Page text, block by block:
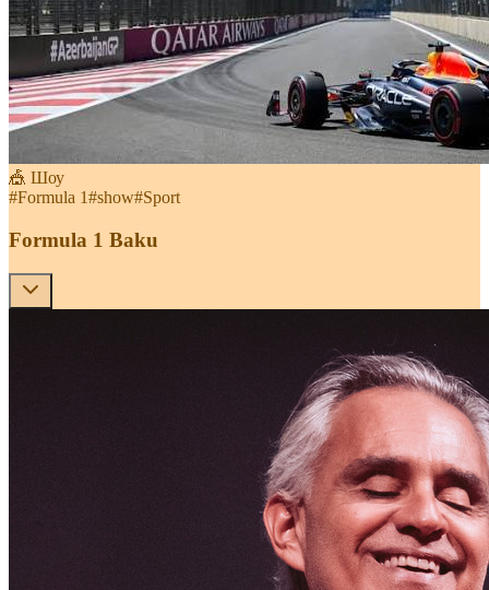
🎪 Шоу
#Formula 1#show#Sport
Formula 1 Baku